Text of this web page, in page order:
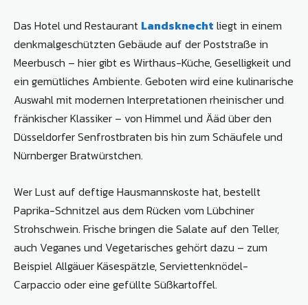
Das Hotel und Restaurant Landsknecht liegt in einem
denkmalgeschützten Gebäude auf der Poststraße in
Meerbusch – hier gibt es Wirthaus-Küche, Geselligkeit und
ein gemütliches Ambiente. Geboten wird eine kulinarische
Auswahl mit modernen Interpretationen rheinischer und
fränkischer Klassiker – von Himmel und Ääd über den
Düsseldorfer Senfrostbraten bis hin zum Schäufele und
Nürnberger Bratwürstchen.
Wer Lust auf deftige Hausmannskoste hat, bestellt
Paprika-Schnitzel aus dem Rücken vom Lübchiner
Strohschwein. Frische bringen die Salate auf den Teller,
auch Veganes und Vegetarisches gehört dazu – zum
Beispiel Allgäuer Käsespätzle, Serviettenknödel-
Carpaccio oder eine gefüllte Süßkartoffel.